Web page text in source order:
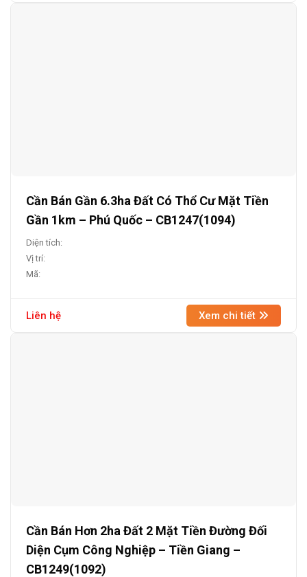
Cần Bán Gần 6.3ha Đất Có Thổ Cư Mặt Tiền
Gần 1km – Phú Quốc – CB1247(1094)
Diện tích:
Vị trí:
Mã:
Liên hệ Xem chi tiết
Cần Bán Hơn 2ha Đất 2 Mặt Tiền Đường Đối
Diện Cụm Công Nghiệp – Tiền Giang –
CB1249(1092)